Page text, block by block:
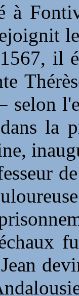
à
il
la